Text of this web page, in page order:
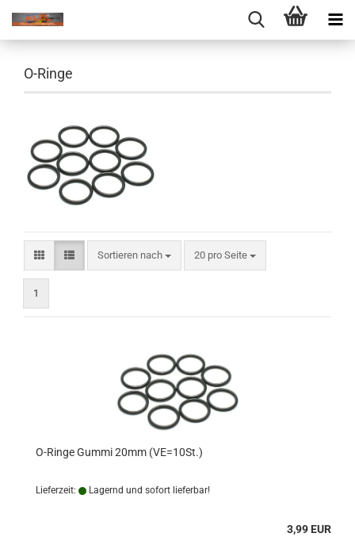
O-Ringe
Sortieren nach
Sortieren nach 20 pro Seite
pro Seite
1
O-Ringe Gummi 20mm (VE=10St.)
Lieferzeit: Lagernd und sofort lieferbar!
3,99 EUR